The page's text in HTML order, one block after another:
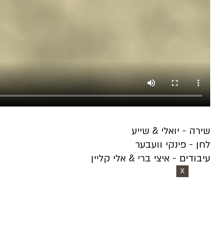
שירה - יואלי & שייע
לחן - פינקי וועבער
עיבודים - איצי ברי & אלי קליין
X